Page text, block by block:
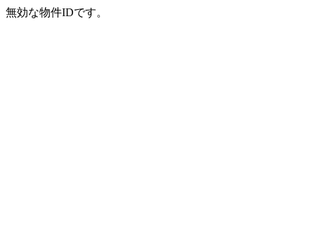
無効な物件IDです。